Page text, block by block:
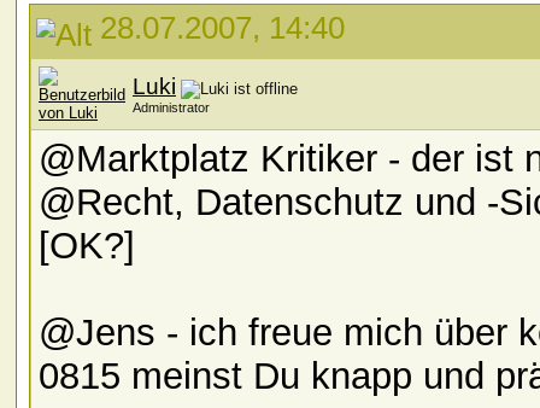
28.07.2007, 14:40
Luki
Administrator
@Marktplatz Kritiker - der ist
@Recht, Datenschutz und -
[OK?]
@Jens - ich freue mich über
0815 meinst Du knapp und